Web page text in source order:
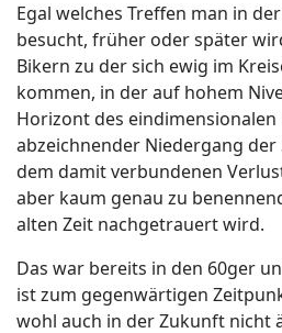
Egal welches Treffen man in
besucht, früher oder später
Bikern zu der sich ewig im
kommen, in der auf hohem
Horizont des eindimensionalen
abzeichnender Niedergang der
dem damit verbundenen
aber kaum genau zu
alten Zeit nachgetrauert wird.
Das war bereits in den 60ger
ist zum gegenwärtigen
wohl auch in der Zukunft nicht